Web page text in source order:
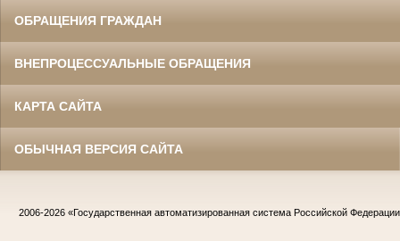
ОБРАЩЕНИЯ ГРАЖДАН
ВНЕПРОЦЕССУАЛЬНЫЕ ОБРАЩЕНИЯ
КАРТА САЙТА
ОБЫЧНАЯ ВЕРСИЯ САЙТА
2006-2026 «Государственная автоматизированная система Российской